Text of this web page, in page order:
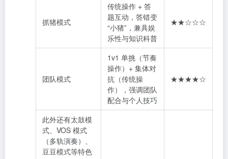
抓猪模式
传统操作 + 答
题互动，答错变
“小猪”，兼具娱
乐性与知识科普
★★☆☆☆
团队模式
1v1 单挑（节奏
操作）+ 集体对
抗（传统操
作），强调团队
配合与个人技巧
★★★★☆
此外还有太鼓模
式、VOS 模式
（多轨演奏）、
豆豆模式等特色